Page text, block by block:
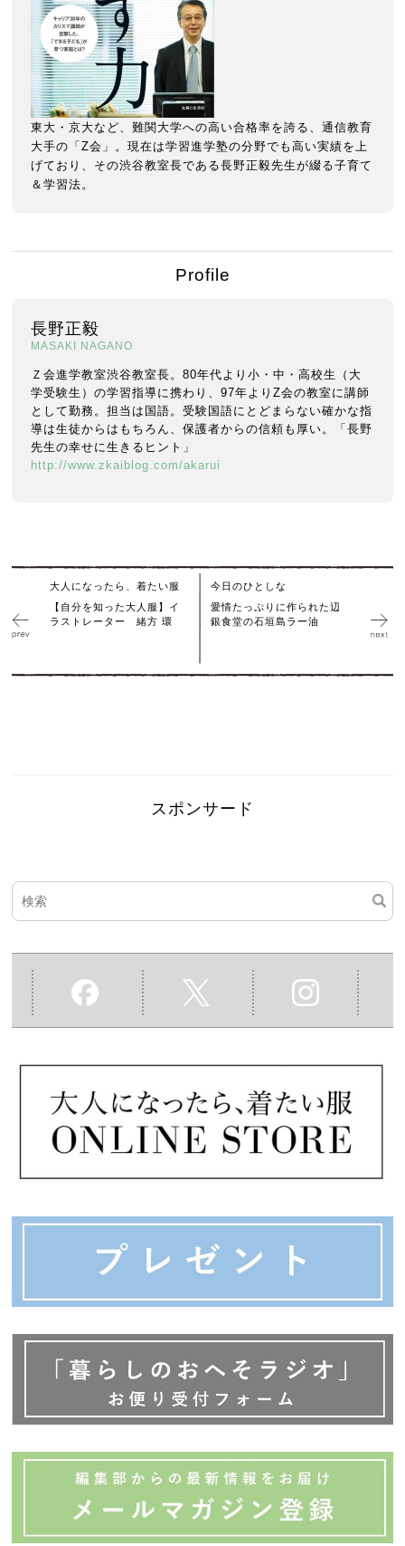
東大・京大など、難関大学への高い合格率を誇る、通信教育
大手の「Z会」。現在は学習進学塾の分野でも高い実績を上
げており、その渋谷教室長である長野正毅先生が綴る子育て
＆学習法。
Profile
長野正毅
MASAKI NAGANO
Ｚ会進学教室渋谷教室長。80年代より小・中・高校生（大
学受験生）の学習指導に携わり、97年よりZ会の教室に講師
として勤務。担当は国語。受験国語にとどまらない確かな指
導は生徒からはもちろん、保護者からの信頼も厚い。「長野
先生の幸せに生きるヒント」
http://www.zkaiblog.com/akarui
大人になったら、着たい服
【自分を知った大人服】イ
ラストレーター 緒方 環
今日のひとしな
愛情たっぷりに作られた辺
銀食堂の石垣島ラー油
スポンサード